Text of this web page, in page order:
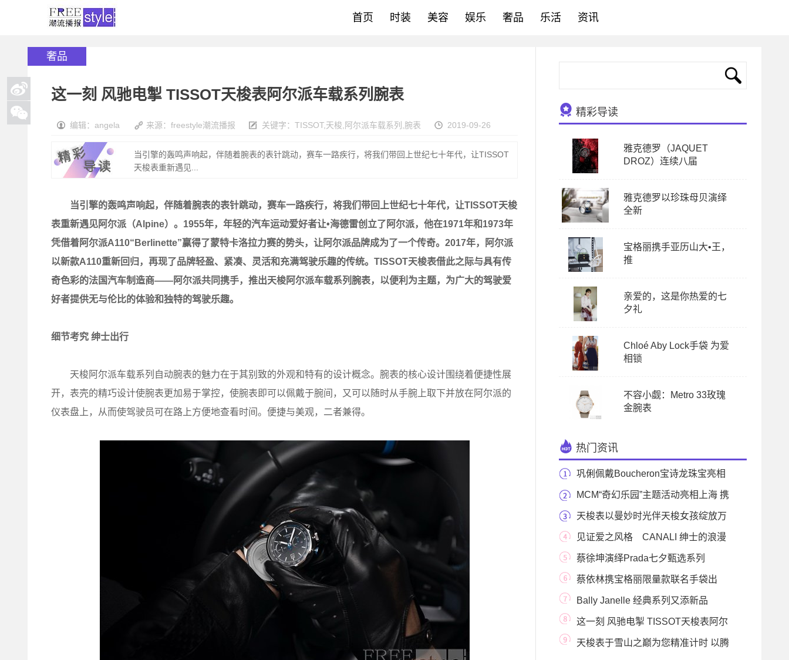
首页 时装 美容 娱乐 奢品 乐活 资讯
奢品
这一刻 风驰电掣 TISSOT天梭表阿尔派车载系列腕表
编辑：angela 来源：freestyle潮流播报 关键字： TISSOT, 天梭 阿尔派车载系列 腕表 2019-09-26
当引擎的轰鸣声响起，伴随着腕表的表针跳动，赛车一路疾行，将我们带回上世纪七十年代，让TISSOT
天梭表重新遇见...
当引擎的轰鸣声响起，伴随着腕表的表针跳动，赛车一路疾行，将我们带回上世纪七十年代，让TISSOT天梭
表重新遇见阿尔派（Alpine）。1955年，年轻的汽车运动爱好者让•海德雷创立了阿尔派，他在1971年和1973年
凭借着阿尔派A110“Berlinette”赢得了蒙特卡洛拉力赛的势头，让阿尔派品牌成为了一个传奇。2017年，阿尔派
以新款A110重新回归，再现了品牌轻盈、紧凑、灵活和充满驾驶乐趣的传统。TISSOT天梭表借此之际与具有传
奇色彩的法国汽车制造商——阿尔派共同携手，推出天梭阿尔派车载系列腕表，以便利为主题，为广大的驾驶爱
好者提供无与伦比的体验和独特的驾驶乐趣。
细节考究 绅士出行
天梭阿尔派车载系列自动腕表的魅力在于其别致的外观和特有的设计概念。腕表的核心设计围绕着便捷性展
开，表壳的精巧设计使腕表更加易于掌控，使腕表即可以佩戴于腕间，又可以随时从手腕上取下并放在阿尔派的
仪表盘上，从而使驾驶员可在路上方便地查看时间。便捷与美观，二者兼得。
精彩导读
雅克德罗（JAQUET
DROZ）连续八届
雅克德罗以珍珠母贝演绎
全新
宝格丽携手亚历山大•王，
推
亲爱的，这是你热爱的七
夕礼
Chloé Aby Lock手袋 为爱
相锁
不容小觑：Metro 33玫瑰
金腕表
热门资讯
巩俐佩戴Boucheron宝诗龙珠宝亮相
第76届威尼斯国际
MCM“奇幻乐园”主题活动亮相上海 携
手新生代偶
天梭表以曼妙时光伴天梭女孩绽放万
千姿态见证爱之风格 CANALI 绅士的浪漫
时刻蔡徐坤演绎Prada七夕甄选系列
蔡依林携宝格丽限量款联名手袋出
街，演绎初秋
Bally Janelle 经典系列又添新品
这一刻 风驰电掣 TISSOT天梭表阿尔
派车载系列腕表
天梭表于雪山之巅为您精准计时 以腾